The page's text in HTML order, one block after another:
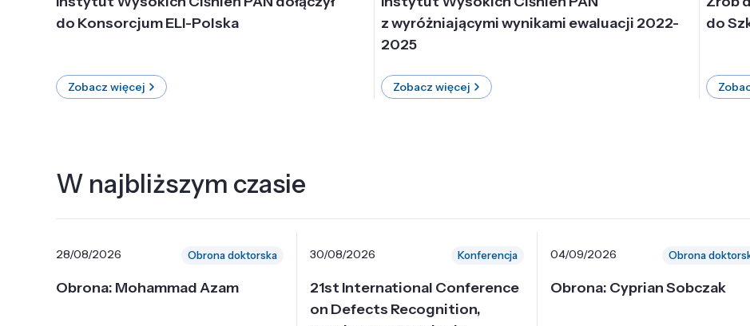
do Konsorcjum ELI-Polska
Zobacz więcej
z wyróżniającymi wynikami ewaluacji 2022-
2025
Zobacz więcej
do
W najbliższym czasie
28/08/2026 Obrona doktorska
Obrona: Mohammad Azam
30/08/2026 Konferencja
21st International Conference
on Defects Recognition,
04/09/2026 Obrona
Obrona: Cyprian Sobczak